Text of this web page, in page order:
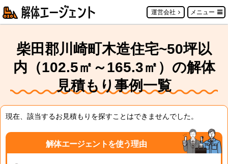
運営会社 メニュー
柴田郡川崎町木造住宅~50坪以
内（102.5㎡～165.3㎡）の解体
見積もり事例一覧
現在、該当するお見積もりを探すことはできませんでした。
解体エージェントを使う理由